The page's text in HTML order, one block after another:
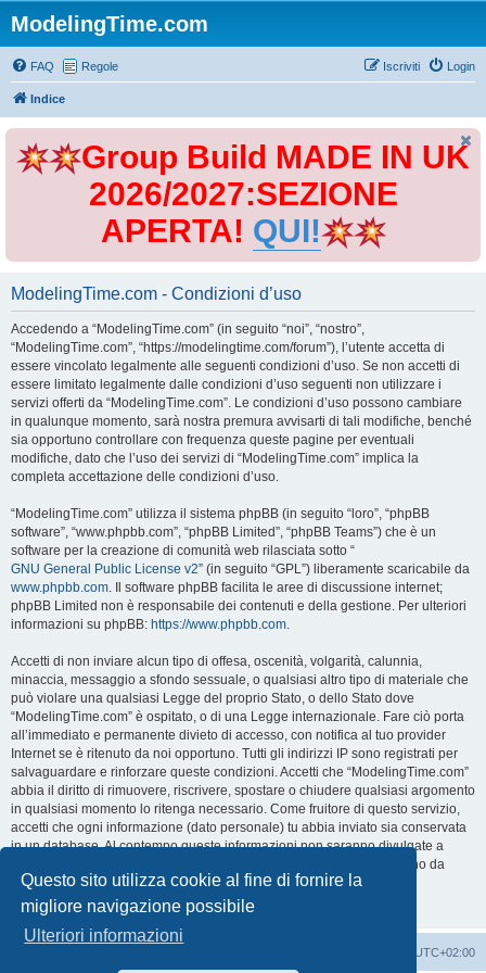
Questo sito utilizza cookie al fine di fornire la
migliore navigazione possibile
Ulteriori informazioni
ModelingTime.com
FAQ Regole Login
Iscriviti
Indice
Group Build MADE IN UK
2026/2027:SEZIONE
APERTA! QUI!
ModelingTime.com - Condizioni d’uso
Accedendo a “ModelingTime.com” (in seguito “noi”, “nostro”,
“ModelingTime.com”, “https://modelingtime.com/forum”), l’utente accetta di
essere vincolato legalmente alle seguenti condizioni d’uso. Se non accetti di
essere limitato legalmente dalle condizioni d’uso seguenti non utilizzare i
servizi offerti da “ModelingTime.com”. Le condizioni d’uso possono cambiare
in qualunque momento, sarà nostra premura avvisarti di tali modifiche, benché
sia opportuno controllare con frequenza queste pagine per eventuali
modifiche, dato che l’uso dei servizi di “ModelingTime.com” implica la
completa accettazione delle condizioni d’uso.
“ModelingTime.com” utilizza il sistema phpBB (in seguito “loro”, “phpBB
software”, “www.phpbb.com”, “phpBB Limited”, “phpBB Teams”) che è un
software per la creazione di comunità web rilasciata sotto “
GNU General Public License v2” (in seguito “GPL”) liberamente scaricabile da
www.phpbb.com. Il software phpBB facilita le aree di discussione internet;
phpBB Limited non è responsabile dei contenuti e della gestione. Per ulteriori
informazioni su phpBB: https://www.phpbb.com.
Accetti di non inviare alcun tipo di offesa, oscenità, volgarità, calunnia,
minaccia, messaggio a sfondo sessuale, o qualsiasi altro tipo di materiale che
può violare una qualsiasi Legge del proprio Stato, o dello Stato dove
“ModelingTime.com” è ospitato, o di una Legge internazionale. Fare ciò porta
all’immediato e permanente divieto di accesso, con notifica al tuo provider
Internet se è ritenuto da noi opportuno. Tutti gli indirizzi IP sono registrati per
salvaguardare e rinforzare queste condizioni. Accetti che “ModelingTime.com”
abbia il diritto di rimuovere, riscrivere, spostare o chiudere qualsiasi argomento
in qualsiasi momento lo ritenga necessario. Come fruitore di questo servizio,
accetti che ogni informazione (dato personale) tu abbia inviato sia conservata
in un database. Al contempo queste informazioni non saranno divulgate a
nessuno senza il tuo consenso, né “ModelingTime.com” o phpBB sono da
ritenersi responsabili per qualsiasi violazione al sistema che possa
compromettere queste informazioni.
UTC+02:00